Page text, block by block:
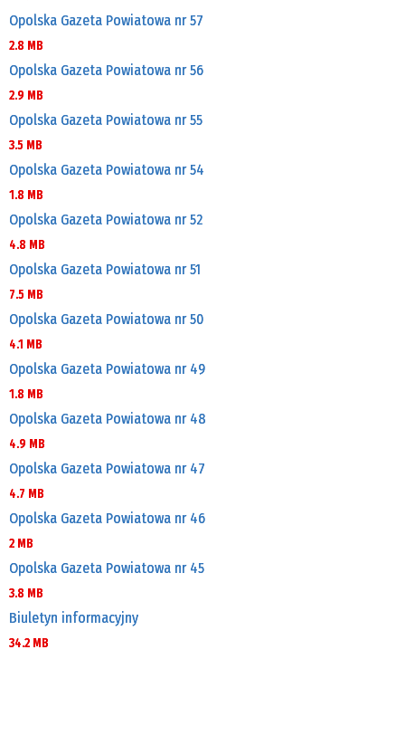
Opolska Gazeta Powiatowa nr 57
2.8 MB
Opolska Gazeta Powiatowa nr 56
2.9 MB
Opolska Gazeta Powiatowa nr 55
3.5 MB
Opolska Gazeta Powiatowa nr 54
1.8 MB
Opolska Gazeta Powiatowa nr 52
4.8 MB
Opolska Gazeta Powiatowa nr 51
7.5 MB
Opolska Gazeta Powiatowa nr 50
4.1 MB
Opolska Gazeta Powiatowa nr 49
1.8 MB
Opolska Gazeta Powiatowa nr 48
4.9 MB
Opolska Gazeta Powiatowa nr 47
4.7 MB
Opolska Gazeta Powiatowa nr 46
2 MB
Opolska Gazeta Powiatowa nr 45
3.8 MB
Biuletyn informacyjny
34.2 MB